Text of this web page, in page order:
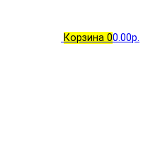
Корзина 00.00р.